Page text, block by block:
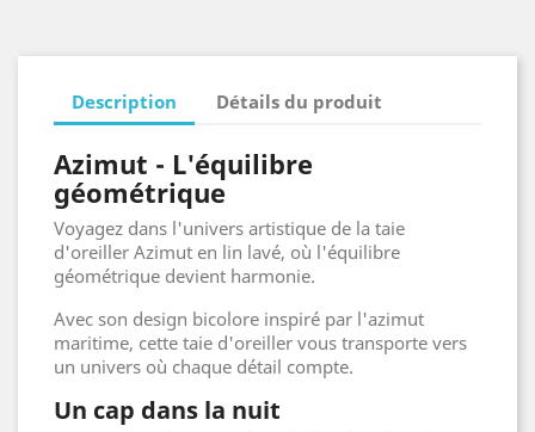
Description Détails du produit
Azimut - L'équilibre
géométrique
Voyagez dans l'univers artistique de la taie
d'oreiller Azimut en lin lavé, où l'équilibre
géométrique devient harmonie.
Avec son design bicolore inspiré par l'azimut
maritime, cette taie d'oreiller vous transporte vers
un univers où chaque détail compte.
Un cap dans la nuit